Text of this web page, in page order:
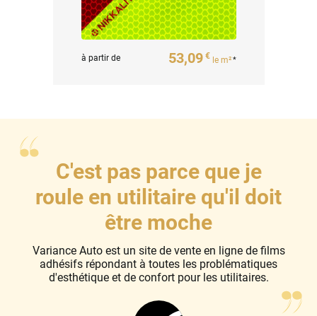
à partir de 53,09 € le m²*
C'est pas parce que je
roule en utilitaire qu'il doit
être moche
Variance Auto est un site de vente en ligne de films
adhésifs répondant à toutes les problématiques
d'esthétique et de confort pour les utilitaires.